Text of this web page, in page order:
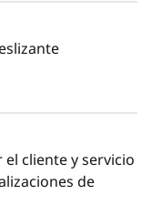
maneras.
en la Guía
cliente y servicio
de